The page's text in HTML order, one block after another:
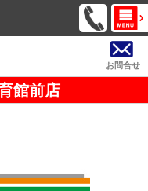
お問合せ
館前店